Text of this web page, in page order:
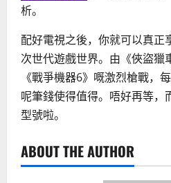
析。
配好電視之後，你就可以真正
次世代遊戲世界。由《俠盜獵
《戰爭機器6》嘅激烈槍戰，
呢筆錢使得值得。唔好再等，
型號啦。
ABOUT THE AUTHOR